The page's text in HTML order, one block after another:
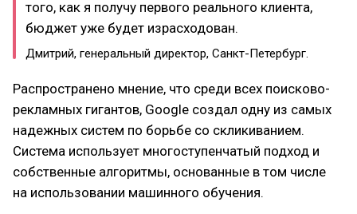
того, как я получу первого реального клиента,
бюджет уже будет израсходован.
Дмитрий, генеральный директор, Санкт-Петербург.
Распространено мнение, что среди всех поисково-
рекламных гигантов, Google создал одну из самых
надежных систем по борьбе со скликиванием.
Система использует многоступенчатый подход и
собственные алгоритмы, основанные в том числе
на использовании машинного обучения.